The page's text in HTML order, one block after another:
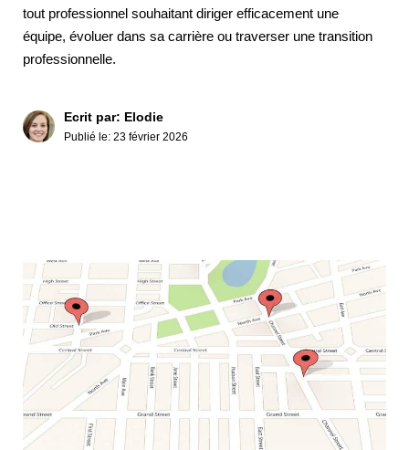
tout professionnel souhaitant diriger efficacement une
équipe, évoluer dans sa carrière ou traverser une transition
professionnelle.
Ecrit par: Elodie
Publié le: 23 février 2026